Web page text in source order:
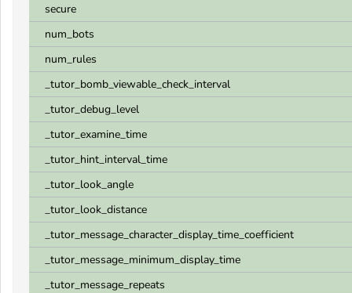
secure
num_bots
num_rules
_tutor_bomb_viewable_check_interval
_tutor_debug_level
_tutor_examine_time
_tutor_hint_interval_time
_tutor_look_angle
_tutor_look_distance
_tutor_message_character_display_time_coefficient
_tutor_message_minimum_display_time
_tutor_message_repeats